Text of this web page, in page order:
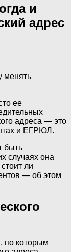
и
адрес
ее
адреса — это
и ЕГРЮЛ.
быть
случаях она
ли
— об этом
по которым